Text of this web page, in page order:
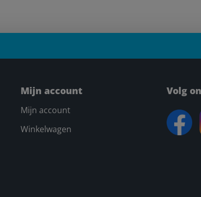
Mijn account
Mijn account
Winkelwagen
Volg